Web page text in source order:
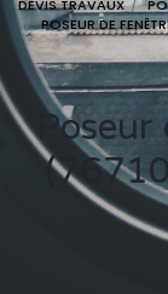
DEVIS TRAVAUX
POSEUR DE
Poseur de fenêtre à eslettes